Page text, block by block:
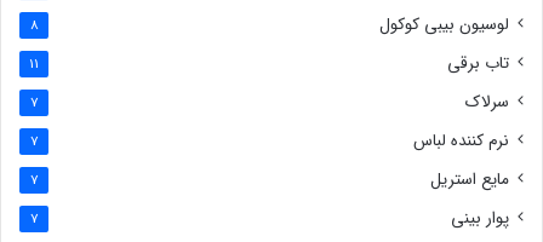
لوسیون بیبی کوکول 8
تاب برقی 11
سرلاک 7
نرم کننده لباس 7
مایع استریل 7
پوار بینی 7